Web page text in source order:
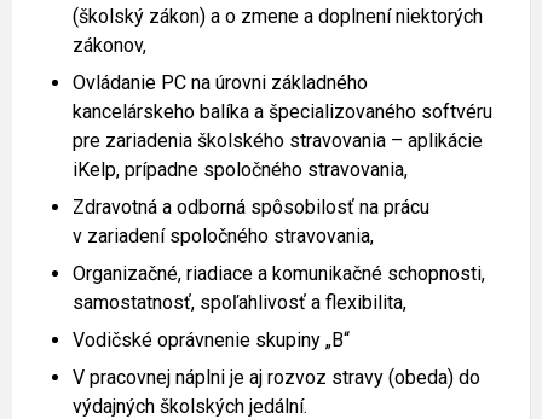
(školský zákon) a o zmene a doplnení niektorých
zákonov,
Ovládanie PC na úrovni základného
kancelárskeho balíka a špecializovaného softvéru
pre zariadenia školského stravovania – aplikácie
iKelp, prípadne spoločného stravovania,
Zdravotná a odborná spôsobilosť na prácu
v zariadení spoločného stravovania,
Organizačné, riadiace a komunikačné schopnosti,
samostatnosť, spoľahlivosť a flexibilita,
Vodičské oprávnenie skupiny „B“
V pracovnej náplni je aj rozvoz stravy (obeda) do
výdajných školských jedální.